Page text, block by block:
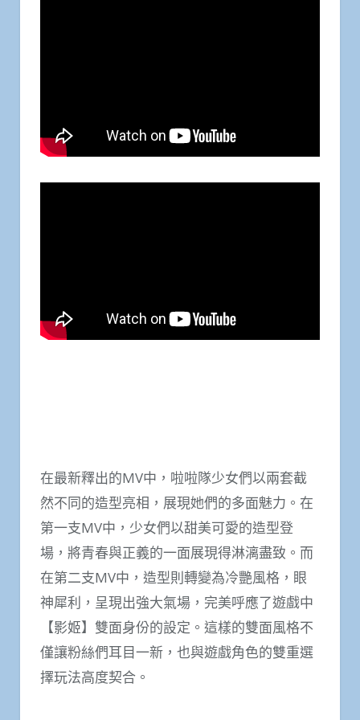
在最新釋出的MV中，啦啦隊少女們以兩套截
然不同的造型亮相，展現她們的多面魅力。在
第一支MV中，少女們以甜美可愛的造型登
場，將青春與正義的一面展現得淋漓盡致。而
在第二支MV中，造型則轉變為冷艷風格，眼
神犀利，呈現出強大氣場，完美呼應了遊戲中
【影姬】雙面身份的設定。這樣的雙面風格不
僅讓粉絲們耳目一新，也與遊戲角色的雙重選
擇玩法高度契合。